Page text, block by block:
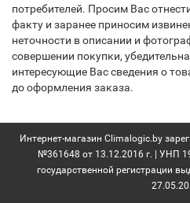
потребителей. Просим Вас
факту и заранее приносим
неточности в описании и
совершении покупки,
интересующие Вас сведения о
до оформления заказа.
Интернет-магазин Climalogic.by
№361648 от 13.12.2016 г. | УНП
государственной регистрации